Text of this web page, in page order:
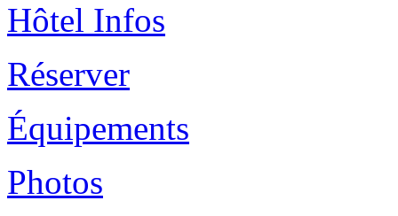
Hôtel Infos
Réserver
Équipements
Photos